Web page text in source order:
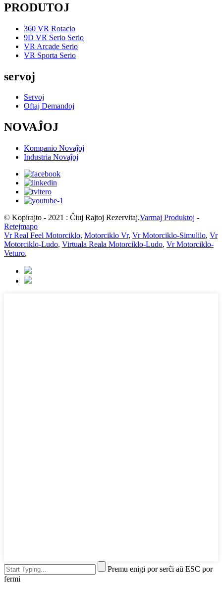
PRODUTOJ
360 VR Rotacio
9D VR Serio Serio
VR Arcade Serio
VR Sporta Serio
servoj
Servoj
Oftaj Demandoj
NOVAĴOJ
Kompanio Novaĵoj
Industria Novaĵoj
© Kopirajto - 2021 : Ĉiuj Rajtoj Rezervitaj.Varmaj Produktoj -
Retejmapo
Vr Real Feel Motorciklo, Motorciklo Vr, Vr Motorciklo-Simulilo, Vr
Motorciklo-Ludo, Virtuala Reala Motorciklo-Ludo, Vr Motorciklo-
Veturo,
Premu enigi por serĉi aŭ ESC por
fermi